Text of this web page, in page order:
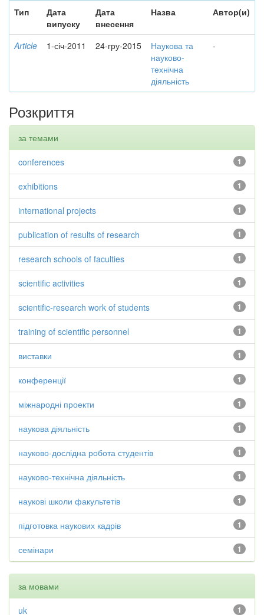
Тип
Дата
випуску
Дата
внесення
Назва Автор(и)
Article 1-січ-2011 24-гру-2015
Наукова та
науково-
технічна
діяльність
-
Розкриття
за темами
1
conferences
1
exhibitions
1
international projects
1
publication of results of research
1
research schools of faculties
1
scientific activities
1
scientific-research work of students
1
training of scientific personnel
1
виставки
1
конференції
1
міжнародні проекти
1
наукова діяльність
1
науково-дослідна робота студентів
1
науково-технічна діяльність
1
наукові школи факультетів
1
підготовка наукових кадрів
1
семінари
за мовами
1
uk